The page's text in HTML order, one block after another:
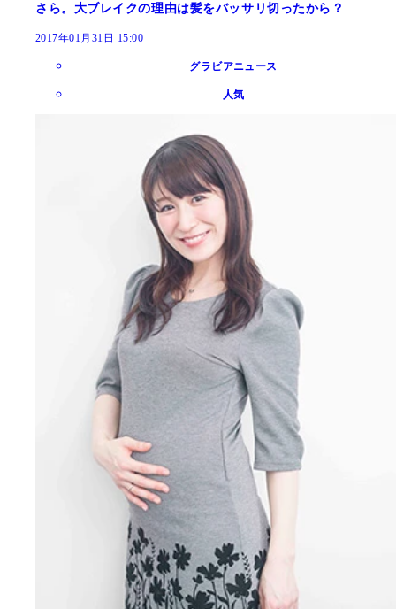
さら。大ブレイクの理由は髪をバッサリ切ったから？
2017年01月31日 15:00
グラビアニュース
人気